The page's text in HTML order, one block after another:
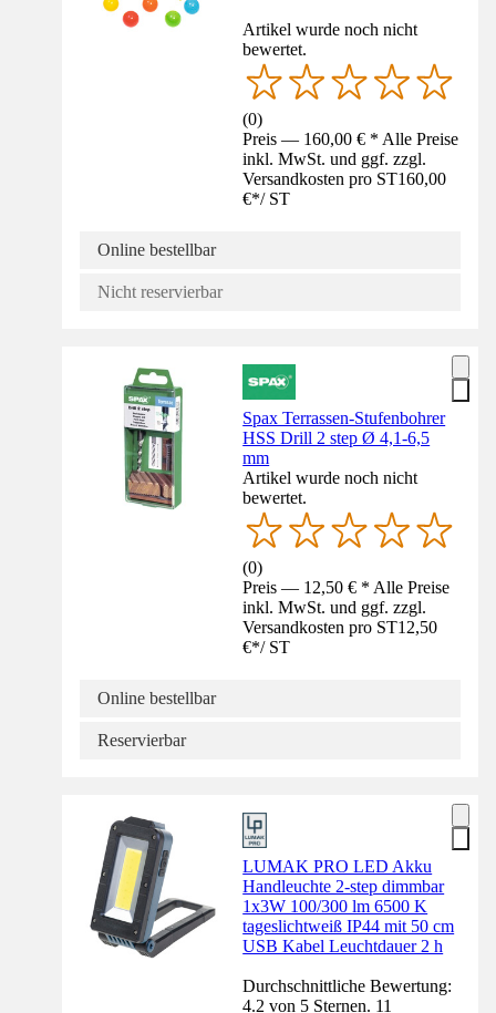
Artikel wurde noch nicht
bewertet.
(0)
Preis — 160,00 € * Alle Preise
inkl. MwSt. und ggf. zzgl.
Versandkosten pro ST160,00
€*/ ST
Online bestellbar
Nicht reservierbar
Spax Terrassen-Stufenbohrer
HSS Drill 2 step Ø 4,1-6,5
mm
Artikel wurde noch nicht
bewertet.
(0)
Preis — 12,50 € * Alle Preise
inkl. MwSt. und ggf. zzgl.
Versandkosten pro ST12,50
€*/ ST
Online bestellbar
Reservierbar
LUMAK PRO LED Akku
Handleuchte 2-step dimmbar
1x3W 100/300 lm 6500 K
tageslichtweiß IP44 mit 50 cm
USB Kabel Leuchtdauer 2 h
Durchschnittliche Bewertung:
4.2 von 5 Sternen. 11